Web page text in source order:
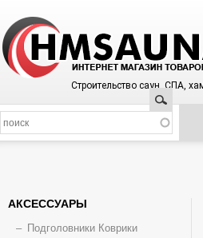
Строительство саун, СПА,
Поиск
АКСЕССУАРЫ
Подголовники Коврики